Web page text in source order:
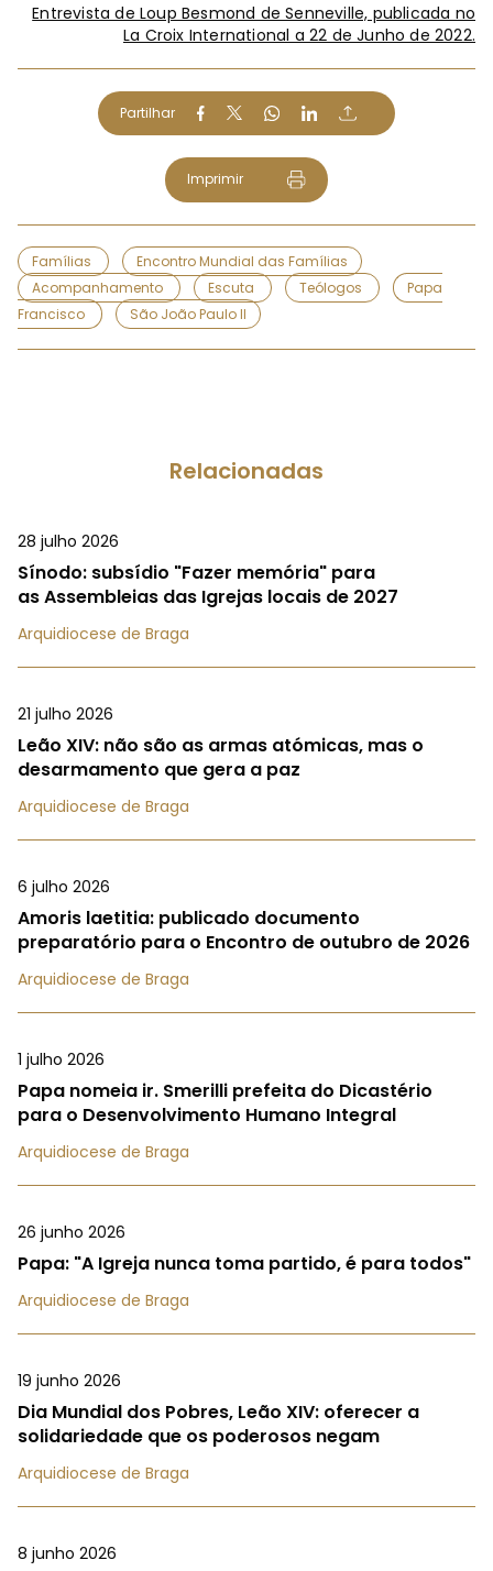
Entrevista de Loup Besmond de Senneville, publicada no
La Croix International a 22 de Junho de 2022.
Partilhar
Imprimir
Famílias
Encontro Mundial das Famílias
Acompanhamento
Escuta Teólogos
Papa
Francisco
São João Paulo II
Relacionadas
28 julho 2026
Sínodo: subsídio "Fazer memória" para
as Assembleias das Igrejas locais de 2027
Arquidiocese de Braga
21 julho 2026
Leão XIV: não são as armas atómicas, mas o
desarmamento que gera a paz
Arquidiocese de Braga
6 julho 2026
Amoris laetitia: publicado documento
preparatório para o Encontro de outubro de 2026
Arquidiocese de Braga
1 julho 2026
Papa nomeia ir. Smerilli prefeita do Dicastério
para o Desenvolvimento Humano Integral
Arquidiocese de Braga
26 junho 2026
Papa: "A Igreja nunca toma partido, é para todos"
Arquidiocese de Braga
19 junho 2026
Dia Mundial dos Pobres, Leão XIV: oferecer a
solidariedade que os poderosos negam
Arquidiocese de Braga
8 junho 2026